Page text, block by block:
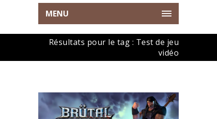
MENU
Résultats pour le tag : Test de jeu
vidéo